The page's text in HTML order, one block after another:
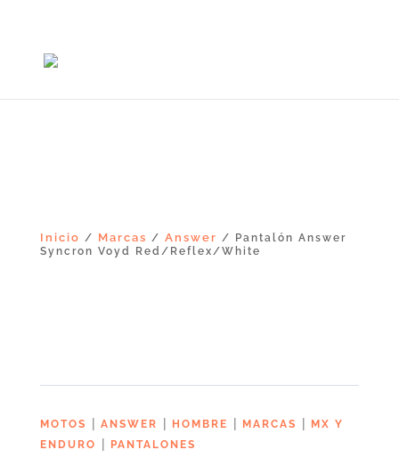
Inicio / Marcas / Answer / Pantalón Answer
Syncron Voyd Red/Reflex/White
MOTOS | ANSWER | HOMBRE | MARCAS |
MX Y
ENDURO
| PANTALONES